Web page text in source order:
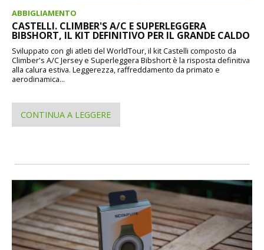
ABBIGLIAMENTO
CASTELLI. CLIMBER'S A/C E SUPERLEGGERA
BIBSHORT, IL KIT DEFINITIVO PER IL GRANDE CALDO
Sviluppato con gli atleti del WorldTour, il kit Castelli composto da
Climber's A/C Jersey e Superleggera Bibshort è la risposta definitiva
alla calura estiva. Leggerezza, raffreddamento da primato e
aerodinamica...
CONTINUA A LEGGERE